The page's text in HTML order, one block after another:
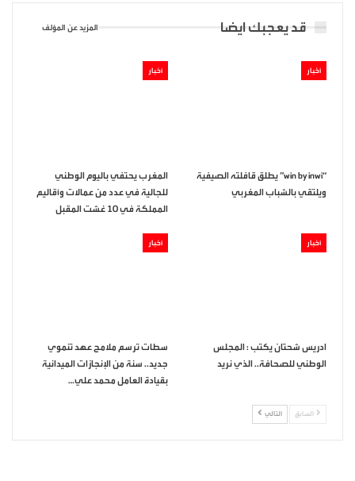
قد يعجبك ايضا المزيد عن المؤلف
أخبار
“win by inwi” يطلق قافلته الصيفية
ويلتقي بالشباب المغربي
أخبار
المغرب يحتفي باليوم الوطني
للجالية في عدد من عمالات وأقاليم
المملكة في 10 غشت المقبل
أخبار
ادريس شحتان يكتب : المجلس
الوطني للصحافة.. الذي نريد
أخبار
سطات ترسم ملامح عهد تنموي
جديد.. سنة من الإنجازات الميدانية
بقيادة العامل محمد علي…
السابق التالي